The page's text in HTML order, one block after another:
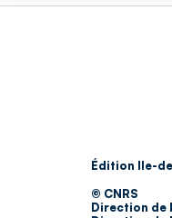
Édition Ile-
© CNRS
Direction de